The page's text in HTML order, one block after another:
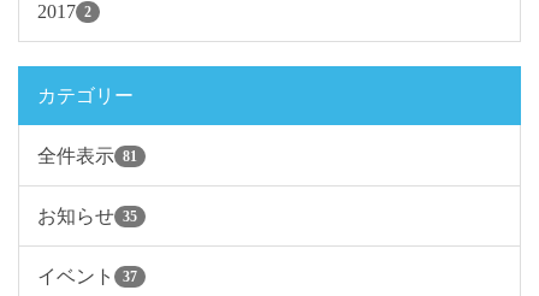
2017 2
カテゴリー
全件表示 81
お知らせ 35
イベント 37